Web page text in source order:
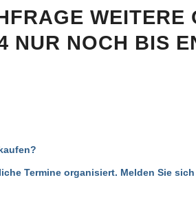
WEITERE
NOCH BIS
Termine organisiert. Melden Sie